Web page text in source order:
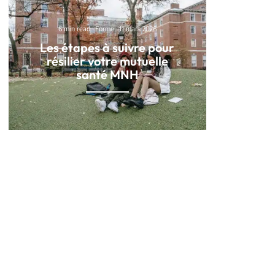
6 min read Forme 11 mars 2026
Les étapes à suivre pour
résilier votre mutuelle
santé MNH